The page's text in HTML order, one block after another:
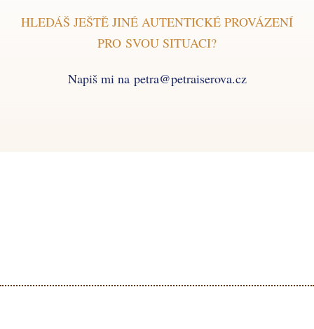
HLEDÁŠ JEŠTĚ JINÉ AUTENTICKÉ PROVÁZENÍ
PRO SVOU SITUACI?
Napiš mi na petra@petraiserova.cz